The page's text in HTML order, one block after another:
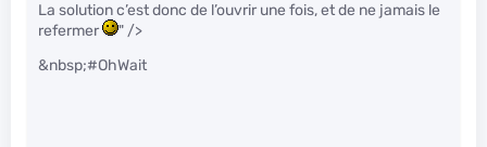
La solution c’est donc de l’ouvrir une fois, et de ne jamais le
refermer
" />
&nbsp;#OhWait